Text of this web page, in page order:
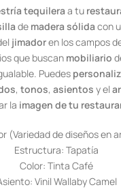
tequilera a tu
de madera sólida con
jimadoren los campos
que buscan mobiliario
Puedes
, tonos, asientos y el
la imagen de tu
(Variedad de diseños en
Estructura: Tapatía
Color: Tinta Café
Vinil Wallaby Camel